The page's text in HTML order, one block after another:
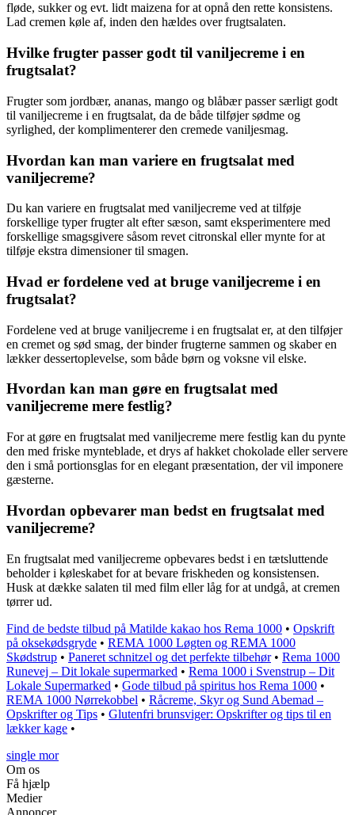
fløde, sukker og evt. lidt maizena for at opnå den rette konsistens.
Lad cremen køle af, inden den hældes over frugtsalaten.
Hvilke frugter passer godt til vaniljecreme i en
frugtsalat?
Frugter som jordbær, ananas, mango og blåbær passer særligt godt
til vaniljecreme i en frugtsalat, da de både tilføjer sødme og
syrlighed, der komplimenterer den cremede vaniljesmag.
Hvordan kan man variere en frugtsalat med
vaniljecreme?
Du kan variere en frugtsalat med vaniljecreme ved at tilføje
forskellige typer frugter alt efter sæson, samt eksperimentere med
forskellige smagsgivere såsom revet citronskal eller mynte for at
tilføje ekstra dimensioner til smagen.
Hvad er fordelene ved at bruge vaniljecreme i en
frugtsalat?
Fordelene ved at bruge vaniljecreme i en frugtsalat er, at den tilføjer
en cremet og sød smag, der binder frugterne sammen og skaber en
lækker dessertoplevelse, som både børn og voksne vil elske.
Hvordan kan man gøre en frugtsalat med
vaniljecreme mere festlig?
For at gøre en frugtsalat med vaniljecreme mere festlig kan du pynte
den med friske mynteblade, et drys af hakket chokolade eller servere
den i små portionsglas for en elegant præsentation, der vil imponere
gæsterne.
Hvordan opbevarer man bedst en frugtsalat med
vaniljecreme?
En frugtsalat med vaniljecreme opbevares bedst i en tætsluttende
beholder i køleskabet for at bevare friskheden og konsistensen.
Husk at dække salaten til med film eller låg for at undgå, at cremen
tørrer ud.
Find de bedste tilbud på Matilde kakao hos Rema 1000 • Opskrift
på oksekødsgryde • REMA 1000 Løgten og REMA 1000
Skødstrup • Paneret schnitzel og det perfekte tilbehør• Rema 1000
Runevej – Dit lokale supermarked • Rema 1000 i Svenstrup – Dit
Lokale Supermarked • Gode tilbud på spiritus hos Rema 1000 •
REMA 1000 Nørrekobbel • Råcreme, Skyr og Sund Abemad –
Opskrifter og Tips • Glutenfri brunsviger: Opskrifter og tips til en
lækker kage •
single mor
Om os
Få hjælp
Medier
Annoncer